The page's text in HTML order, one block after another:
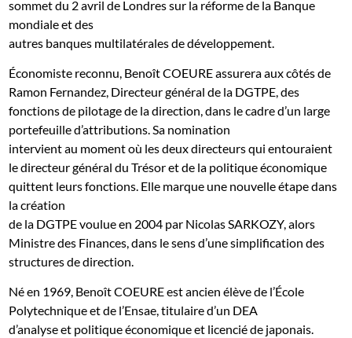
sommet du 2 avril de Londres sur la réforme de la Banque
mondiale et des
autres banques multilatérales de développement.
Économiste reconnu, Benoît COEURE assurera aux côtés de
Ramon Fernandez, Directeur général de la DGTPE, des
fonctions de pilotage de la direction, dans le cadre d’un large
portefeuille d’attributions. Sa nomination
intervient au moment où les deux directeurs qui entouraient
le directeur général du Trésor et de la politique économique
quittent leurs fonctions. Elle marque une nouvelle étape dans
la création
de la DGTPE voulue en 2004 par Nicolas SARKOZY, alors
Ministre des Finances, dans le sens d’une simplification des
structures de direction.
Né en 1969, Benoît COEURE est ancien élève de l’École
Polytechnique et de l’Ensae, titulaire d’un DEA
d’analyse et politique économique et licencié de japonais.